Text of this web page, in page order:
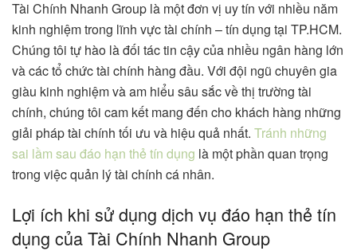
Tài Chính Nhanh Group là một đơn vị uy tín với nhiều năm
kinh nghiệm trong lĩnh vực tài chính – tín dụng tại TP.HCM.
Chúng tôi tự hào là đối tác tin cậy của nhiều ngân hàng lớn
và các tổ chức tài chính hàng đầu. Với đội ngũ chuyên gia
giàu kinh nghiệm và am hiểu sâu sắc về thị trường tài
chính, chúng tôi cam kết mang đến cho khách hàng những
giải pháp tài chính tối ưu và hiệu quả nhất. Tránh những
sai lầm sau đáo hạn thẻ tín dụng là một phần quan trọng
trong việc quản lý tài chính cá nhân.
Lợi ích khi sử dụng dịch vụ đáo hạn thẻ tín
dụng của Tài Chính Nhanh Group